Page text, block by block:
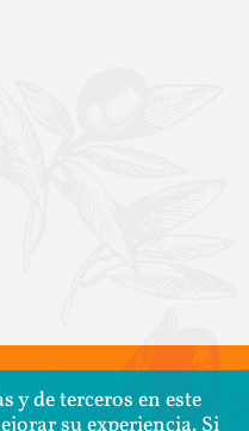
y de terceros en este